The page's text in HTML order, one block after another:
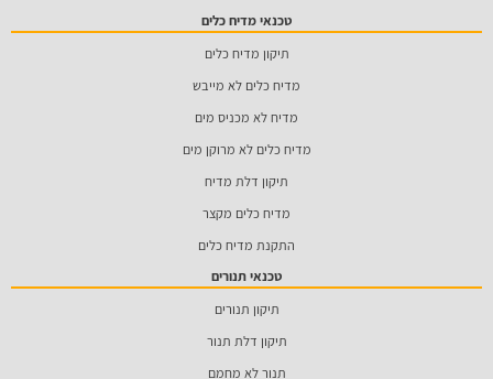
טכנאי מדיח כלים
תיקון מדיח כלים
מדיח כלים לא מייבש
מדיח לא מכניס מים
מדיח כלים לא מרוקן מים
תיקון דלת מדיח
מדיח כלים מקצר
התקנת מדיח כלים
טכנאי תנורים
תיקון תנורים
תיקון דלת תנור
תנור לא מחמם